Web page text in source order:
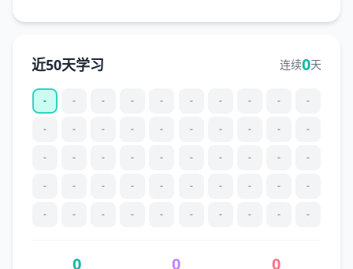
近50天学习 连续0天
- - - - - - - - - -
- - - - - - - - - -
- - - - - - - - - -
- - - - - - - - - -
- - - - - - - - - -
0 0 0